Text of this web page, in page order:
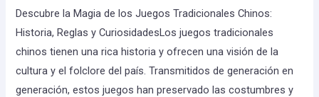
Descubre la Magia de los Juegos Tradicionales Chinos:
Historia, Reglas y CuriosidadesLos juegos tradicionales
chinos tienen una rica historia y ofrecen una visión de la
cultura y el folclore del país. Transmitidos de generación en
generación, estos juegos han preservado las costumbres y